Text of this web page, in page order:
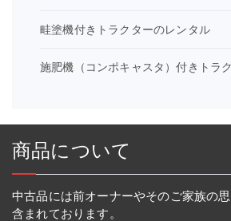
畦塗機付きトラクターのレンタル
施肥機（コンポキャスタ）付きトラ
商品について
中古品には前オーナーやそのご家族の
含まれております。